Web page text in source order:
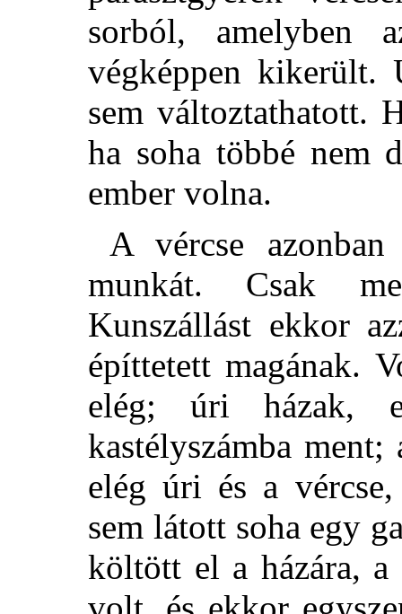
sorból, amelyben
végképpen kikerült.
sem változtathatott.
ha soha többé nem
ember volna.
A vércse
munkát. Csak
Kunszállást ekkor
építtetett magának.
elég; úri házak,
kastélyszámba
elég úri és a
sem látott soha egy
költött el a házára, a